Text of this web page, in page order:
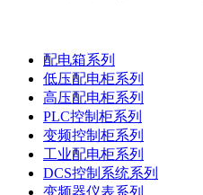
配电箱系列
低压配电柜系列
高压配电柜系列
PLC控制柜系列
变频控制柜系列
工业配电柜系列
DCS控制系统系列